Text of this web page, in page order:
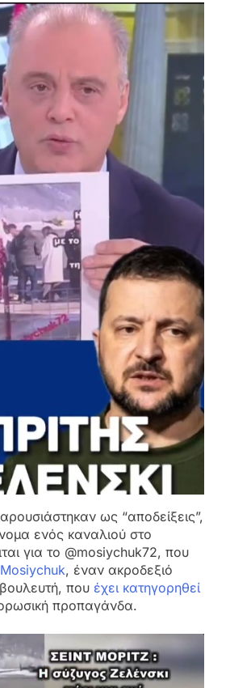
ως “αποδείξεις”,
ενός καναλιού στο
για το @mosiychuk72, που
, έναν ακροδεξιό
που έχει κατηγορηθεί
προπαγάνδα.